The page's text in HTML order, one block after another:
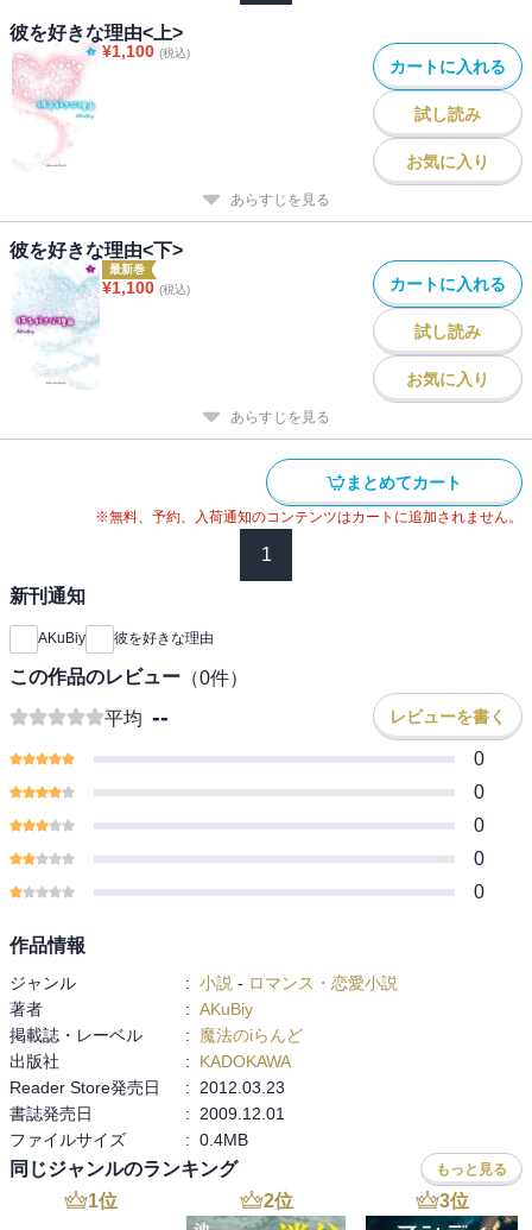
彼を好きな理由<上>
¥1,100 (税込)
カートに入れる
試し読み
お気に入り
あらすじを見る
彼を好きな理由<下>
最新巻
¥1,100 (税込) カートに入れる
試し読み
お気に入り
あらすじを見る
まとめてカート
※無料、予約、入荷通知のコンテンツはカートに追加されません。
1
新刊通知
AKuBiy 彼を好きな理由
この作品のレビュー （0件）
平均 -- レビューを書く
0
0
0
0
0
作品情報
ジャンル : 小説 - ロマンス・恋愛小説
著者
: AKuBiy
掲載誌・レーベル
:
魔法のiらんど
出版社
:
KADOKAWA
Reader Store発売日
:
2012.03.23
書誌発売日
:
2009.12.01
ファイルサイズ
: 0.4MB
同じジャンルのランキング もっと見る
1位 2位 3位